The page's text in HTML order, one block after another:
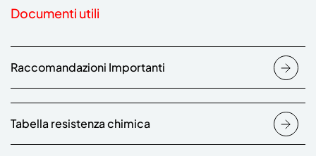
Documenti utili
Raccomandazioni Importanti
Tabella resistenza chimica